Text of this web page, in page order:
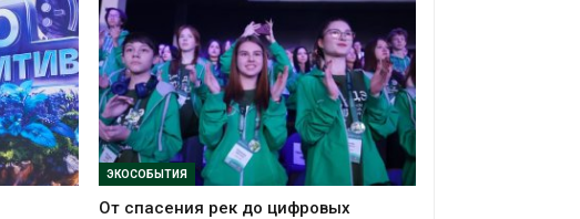
ЭКОСОБЫТИЯ
От спасения рек до цифровых